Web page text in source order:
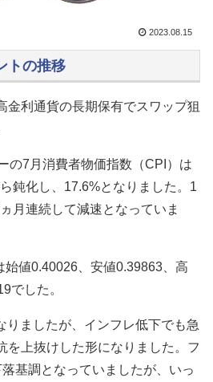
2023.08.15
トの推移
金利通貨の長期保有でスワップ狙
の7月消費者物価指数（CPI）は
鈍化し、17.6%となりました。1
月連続して減速となっていま
始値0.40026、安値0.39863、高
でした。
りましたが、インフレ低下でも急
を上抜けした形になりました。フ
基調となっていましたが、いっ